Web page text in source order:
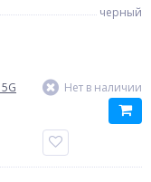
черный
Нет в наличии